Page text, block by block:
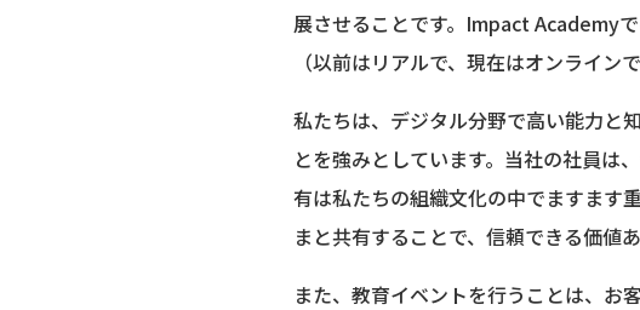
展させることです。Impact Academy
（以前はリアルで、現在はオンライン
私たちは、デジタル分野で高い能力と
とを強みとしています。当社の社員は
有は私たちの組織文化の中でますます
まと共有することで、信頼できる価値
また、教育イベントを行うことは、お